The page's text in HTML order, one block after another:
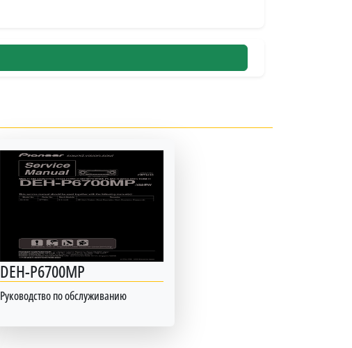
DEH-P6700MP
Руководство по обслуживанию